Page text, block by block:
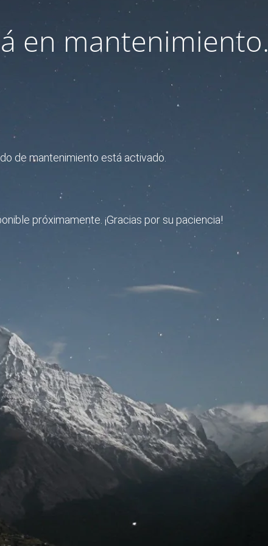
en mantenimiento.
de mantenimiento está activado.
próximamente. ¡Gracias por su paciencia!